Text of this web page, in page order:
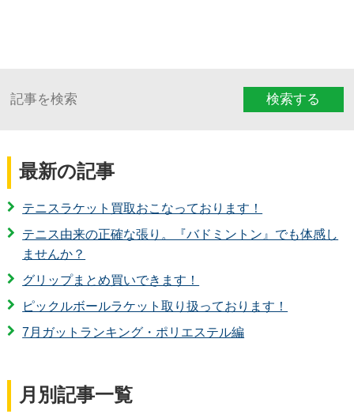
検索する
最新の記事
テニスラケット買取おこなっております！
テニス由来の正確な張り。『バドミントン』でも体感し
ませんか？
グリップまとめ買いできます！
ピックルボールラケット取り扱っております！
7月ガットランキング・ポリエステル編
月別記事一覧